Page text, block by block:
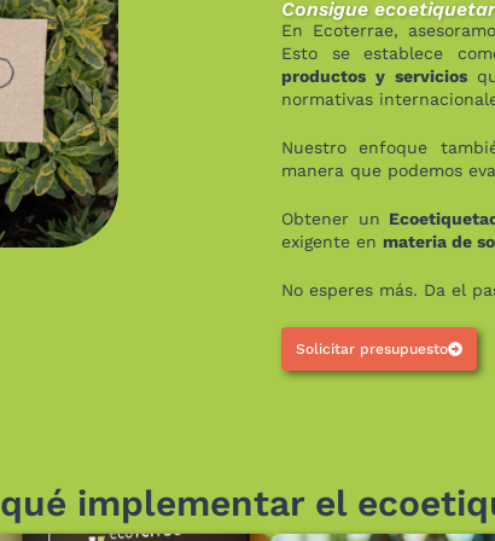
Consigue
En Ecoterrae,
Esto se establece
productos y servicios
normativas
Nuestro enfoque
manera que podemos
Obtener un
exigente en materia de
No esperes más. Da el
Solicitar presupuesto
implementar el